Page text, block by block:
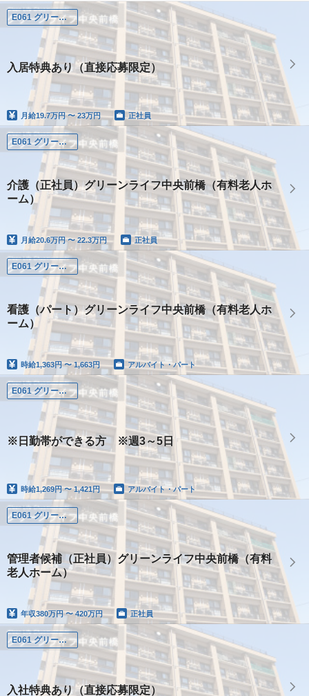
E061 グリーンライフ中央前橋
入居特典あり（直接応募限定）
月給19.7万円 〜 23万円 正社員
E061 グリーンライフ中央前橋
介護（正社員）グリーンライフ中央前橋（有料老人ホ
ーム）
月給20.6万円 〜 22.3万円 正社員
E061 グリーンライフ中央前橋
看護（パート）グリーンライフ中央前橋（有料老人ホ
ーム）
時給1,363円 〜 1,663円 アルバイト・パート
E061 グリーンライフ中央前橋
※日勤帯ができる方 ※週3～5日
時給1,269円 〜 1,421円 アルバイト・パート
E061 グリーンライフ中央前橋
管理者候補（正社員）グリーンライフ中央前橋（有料
老人ホーム）
年収380万円 〜 420万円 正社員
E061 グリーンライフ中央前橋
入社特典あり（直接応募限定）